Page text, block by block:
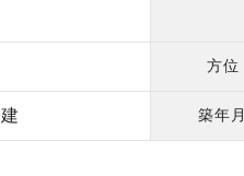
方位
築年月